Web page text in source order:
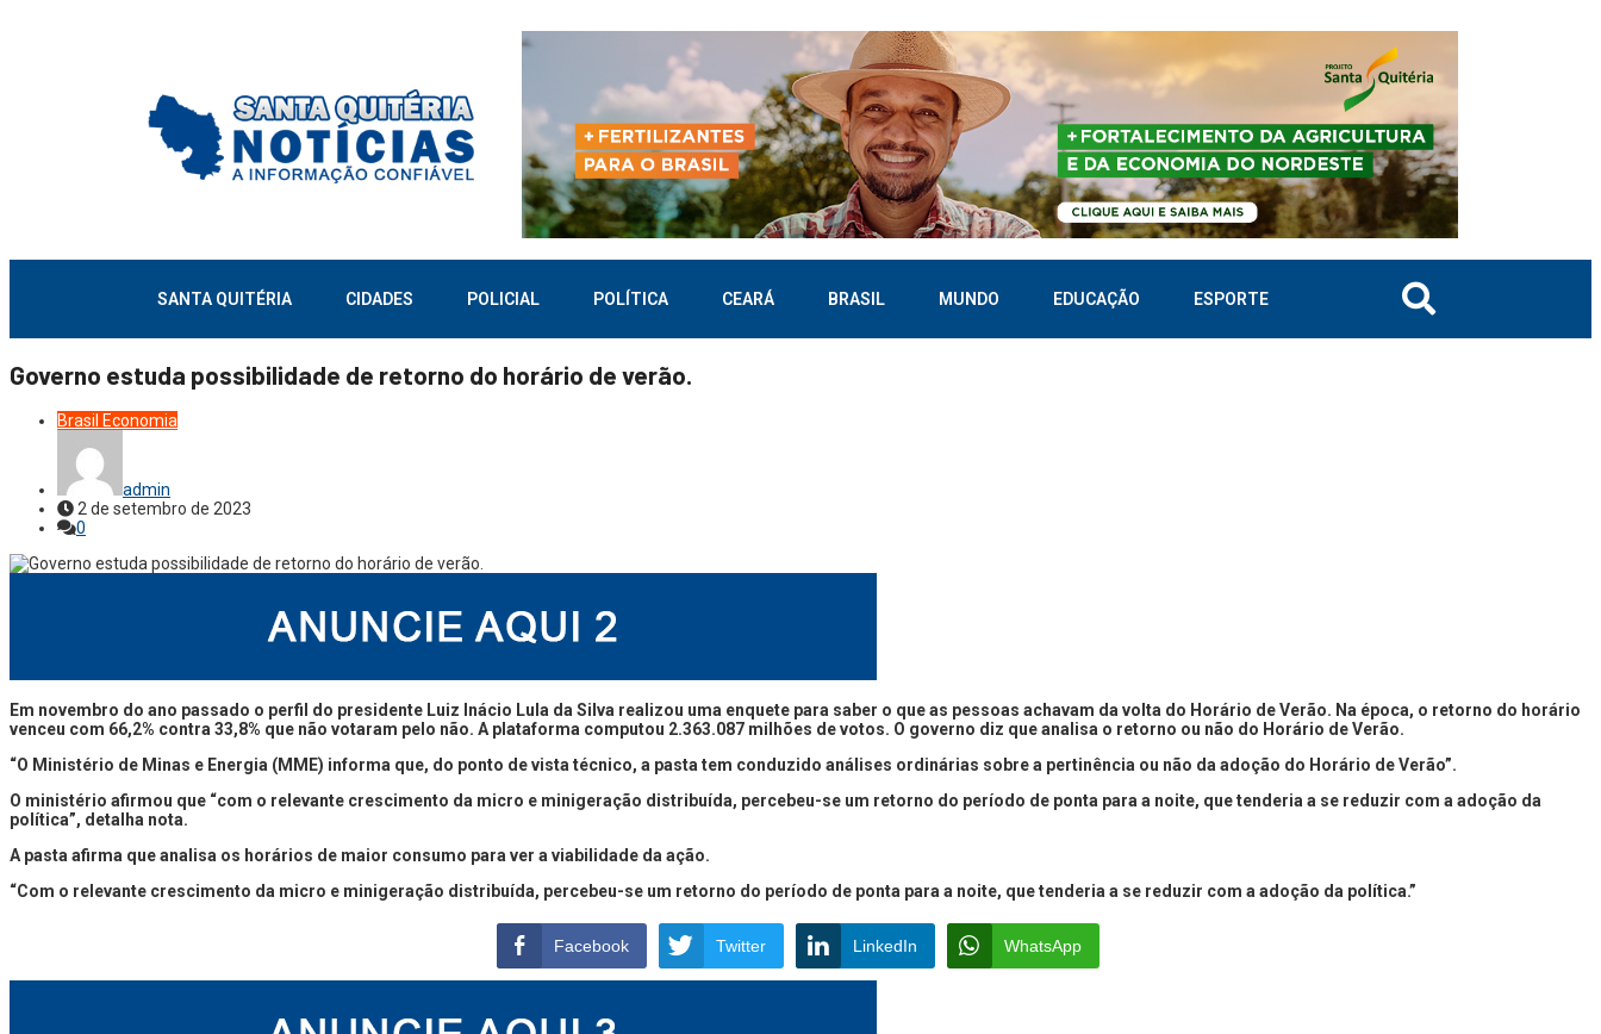
SANTA QUITÉRIA CIDADES POLICIAL POLÍTICA CEARÁ BRASIL MUNDO EDUCAÇÃO ESPORTE
Governo estuda possibilidade de retorno do horário de verão.
Brasil Economia
admin
2 de setembro de 2023
0
Em novembro do ano passado o perfil do presidente Luiz Inácio Lula da Silva realizou uma enquete para saber o que as pessoas achavam da volta do Horário de Verão. Na época, o retorno do horário
venceu com 66,2% contra 33,8% que não votaram pelo não. A plataforma computou 2.363.087 milhões de votos. O governo diz que analisa o retorno ou não do Horário de Verão.
“O Ministério de Minas e Energia (MME) informa que, do ponto de vista técnico, a pasta tem conduzido análises ordinárias sobre a pertinência ou não da adoção do Horário de Verão”.
O ministério afirmou que “com o relevante crescimento da micro e minigeração distribuída, percebeu-se um retorno do período de ponta para a noite, que tenderia a se reduzir com a adoção da
política”, detalha nota.
A pasta afirma que analisa os horários de maior consumo para ver a viabilidade da ação.
“Com o relevante crescimento da micro e minigeração distribuída, percebeu-se um retorno do período de ponta para a noite, que tenderia a se reduzir com a adoção da política.”
Facebook Twitter LinkedIn WhatsApp